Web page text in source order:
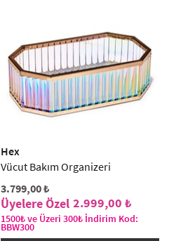
Hex
Vücut Bakım Organizeri
3.799,00 ₺
2.999,00 ₺
1500₺ ve Üzeri 300₺ İndirim Kod:
BBW300